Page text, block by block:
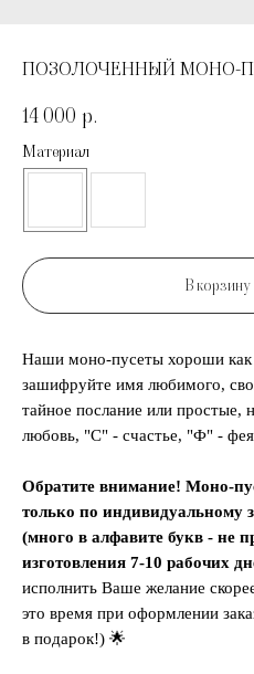
ПОЗОЛОЧЕННЫЙ МОНО-
14 000 р.
Материал
В корзину
Наши моно-пусеты хороши как
зашифруйте имя любимого,
тайное послание или
любовь, "С" - счастье, "Ф" -
Обратите внимание! Моно-
только по индивидуальному
(много в алфавите букв - не
изготовления 7-10 рабочих
исполнить Ваше желание
это время при оформлении
в подарок!) 🌟